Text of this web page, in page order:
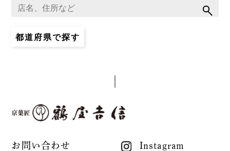
都道府県で探す
お問い合わせ Instagram